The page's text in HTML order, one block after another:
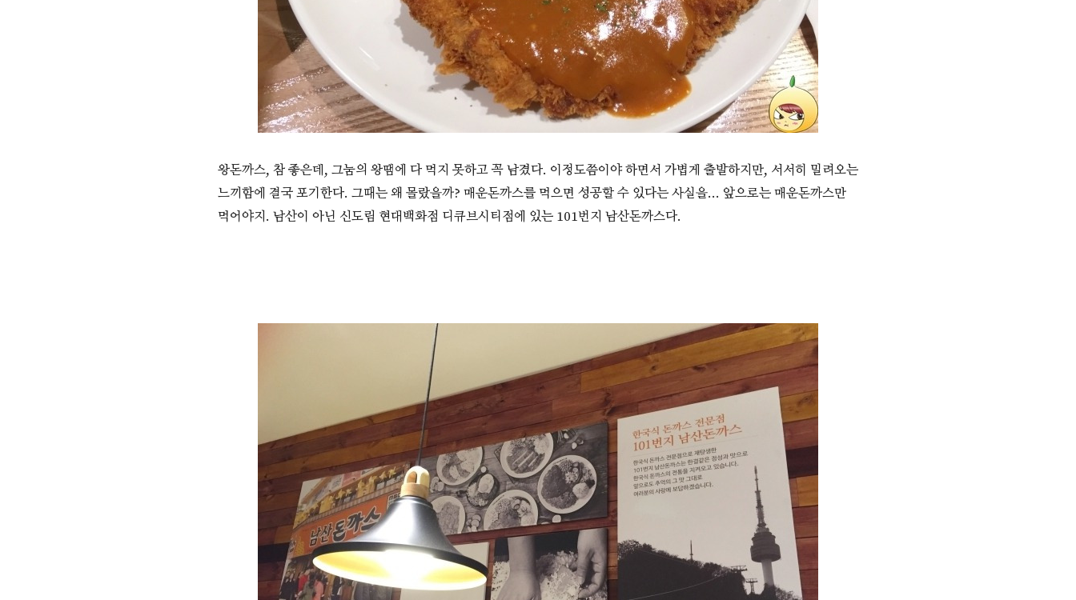
왕돈까스, 참 좋은데, 그눔의 왕땜에 다 먹지 못하고 꼭 남겼다. 이정도쯤이야 하면서 가볍게 출발하지만, 서서히 밀려오는
느끼함에 결국 포기한다. 그때는 왜 몰랐을까? 매운돈까스를 먹으면 성공할 수 있다는 사실을... 앞으로는 매운돈까스만
먹어야지. 남산이 아닌 신도림 현대백화점 디큐브시티점에 있는 101번지 남산돈까스다.